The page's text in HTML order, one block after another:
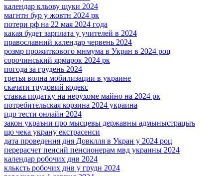
календар кльову щуки 2024
магнтн бур у жовтн 2024 рк
потери рф на 22 мая 2024 года
какая будет зарплата у учителей в 2024
православний календар червень 2024
розмр прожиткового мнмума в Укран в 2024 роц
сорочинський ярмарок 2024 рк
погода за грудень 2024
третья волна мобилизации в украине
скачати трудовий кодекс
ставка податку на нерухоме майно на 2024 рк
потребительская корзина 2024 украина
пдр тести онлайн 2024
закон украъни про мысцевы державны адмыныстрацыъ
що чека украну екстрасенси
дата проведення дня Довклля в Укран у 2024 роц
перерасчет пенсий пенсионерам мвд украины 2024
календар робочих днв 2024
кльксть робочих днв у грудн 2024